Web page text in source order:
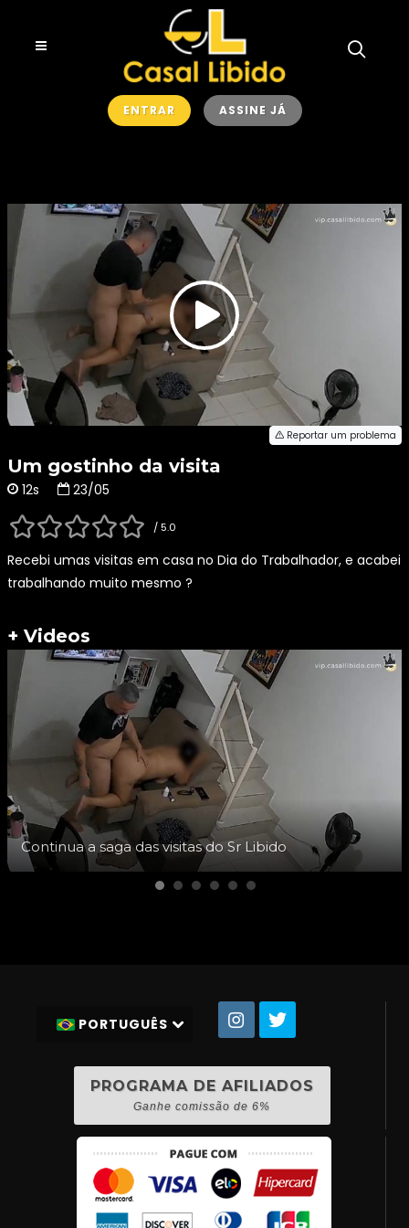
ENTRAR ASSINE JÁ
Reportar um problema
Um gostinho da visita
12s 23/05
/ 5.0
Recebi umas visitas em casa no Dia do Trabalhador, e acabei
trabalhando muito mesmo ?
+ Videos
Continua a saga das visitas do Sr Libido
PORTUGUÊS
PROGRAMA DE AFILIADOS
Ganhe comissão de 6%